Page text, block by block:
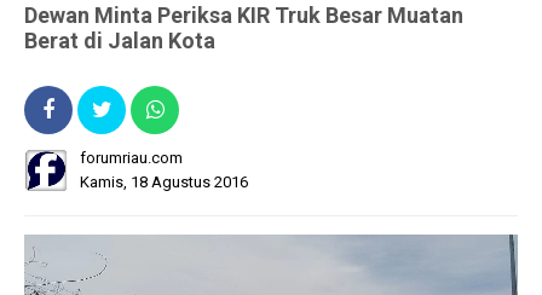
Dewan Minta Periksa KIR Truk Besar Muatan
Berat di Jalan Kota
forumriau.com
Kamis, 18 Agustus 2016